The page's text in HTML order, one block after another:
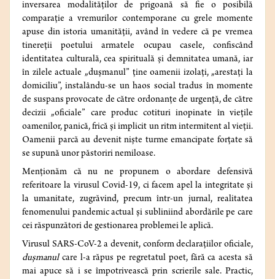
inversarea modalităților de prigoană să fie o posibilă
comparație a vremurilor contemporane cu grele momente
apuse din istoria umanității, având în vedere că pe vremea
tinereții poetului armatele ocupau casele, confiscând
identitatea culturală, cea spirituală și demnitatea umană, iar
în zilele actuale „dușmanul” ține oamenii izolați, „arestați la
domiciliu”, instalându-se un haos social tradus în momente
de suspans provocate de către ordonanțe de urgență, de către
decizii „oficiale” care produc cotituri inopinate în viețile
oamenilor, panică, frică și implicit un ritm intermitent al vieții.
Oamenii parcă au devenit niște turme emancipate forțate să
se supună unor păstoriri nemiloase.
Menționăm că nu ne propunem o abordare defensivă
referitoare la virusul Covid-19, ci facem apel la integritate și
la umanitate, zugrăvind, precum într-un jurnal, realitatea
fenomenului pandemic actual și subliniind abordările pe care
cei răspunzători de gestionarea problemei le aplică.
Virusul SARS-CoV-2 a devenit, conform declarațiilor oficiale,
dușmanulcare l-a răpus pe regretatul poet, fără ca acesta să
mai apuce să i se împotrivească prin scrierile sale. Practic,